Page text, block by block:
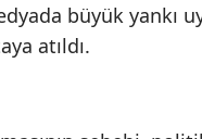
büyük yankı
atıldı.